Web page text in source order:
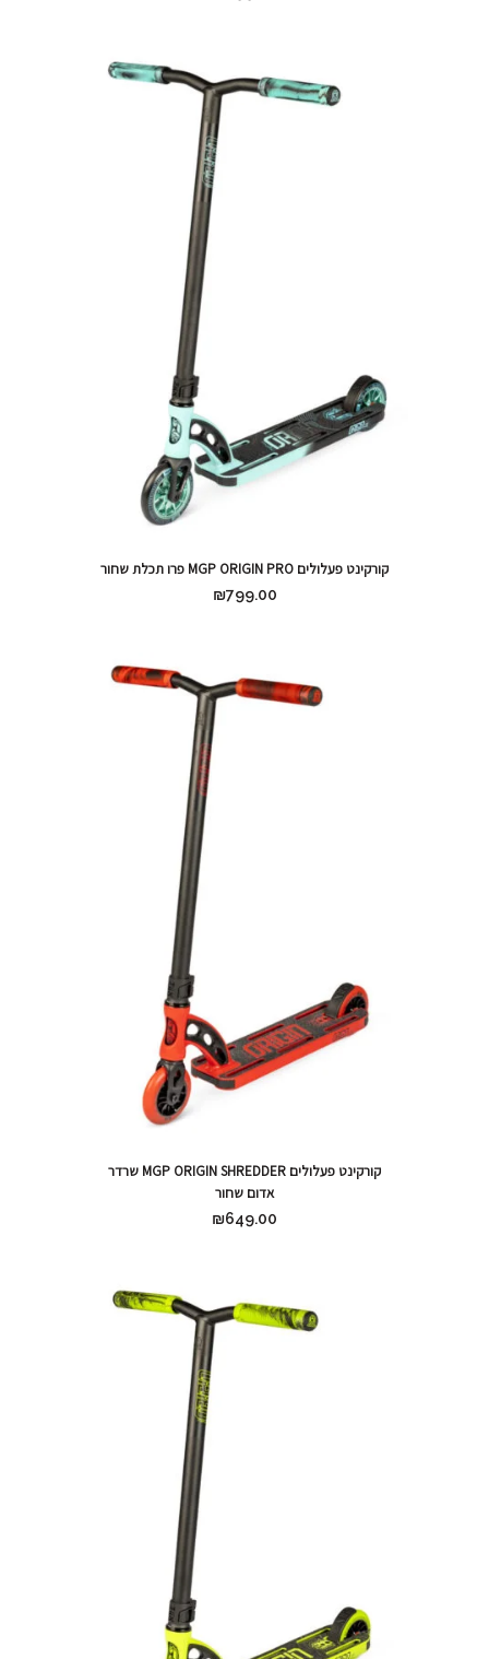
קורקינט פעלולים MGP ORIGIN PRO פרו תכלת שחור
₪799.00
קורקינט פעלולים MGP ORIGIN SHREDDER שרדר
אדום שחור
₪649.00